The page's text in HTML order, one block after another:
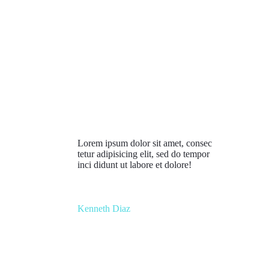
Lorem ipsum dolor sit amet, consec
tetur adipisicing elit, sed do tempor
inci didunt ut labore et dolore!
Kenneth Diaz